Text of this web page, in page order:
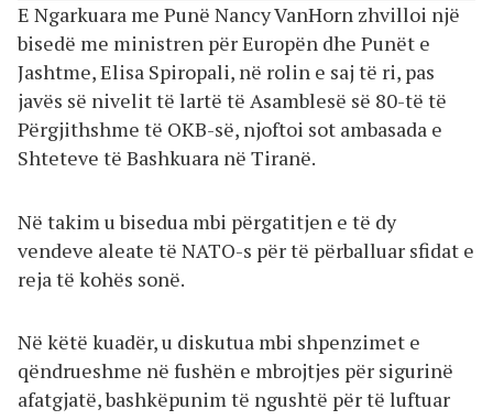
E Ngarkuara me Punë Nancy VanHorn zhvilloi një
bisedë me ministren për Europën dhe Punët e
Jashtme, Elisa Spiropali, në rolin e saj të ri, pas
javës së nivelit të lartë të Asamblesë së 80-të të
Përgjithshme të OKB-së, njoftoi sot ambasada e
Shteteve të Bashkuara në Tiranë.
Në takim u bisedua mbi përgatitjen e të dy
vendeve aleate të NATO-s për të përballuar sfidat e
reja të kohës sonë.
Në këtë kuadër, u diskutua mbi shpenzimet e
qëndrueshme në fushën e mbrojtjes për sigurinë
afatgjatë, bashkëpunim të ngushtë për të luftuar